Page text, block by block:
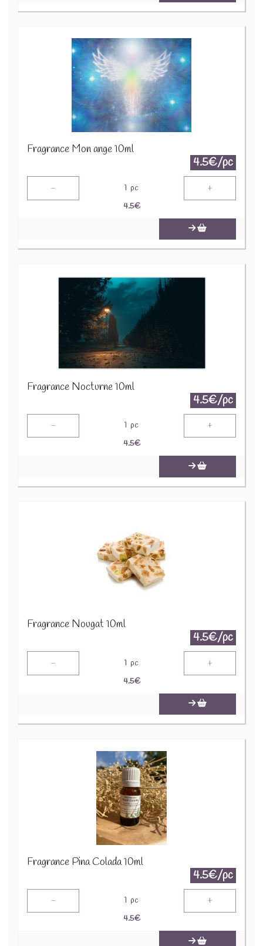
Fragrance Mon ange 10ml
4.5€/pc
- 1 pc +
4.5€
Fragrance Nocturne 10ml
4.5€/pc
- 1 pc +
4.5€
Fragrance Nougat 10ml
4.5€/pc
- 1 pc +
4.5€
Fragrance Pina Colada 10ml
4.5€/pc
- 1 pc +
4.5€